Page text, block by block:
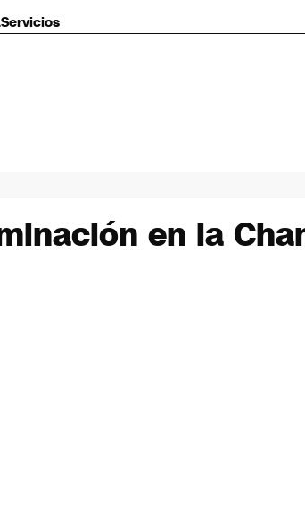
Servicios
en la